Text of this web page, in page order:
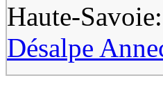
Haute-Savoie:
Désalpe